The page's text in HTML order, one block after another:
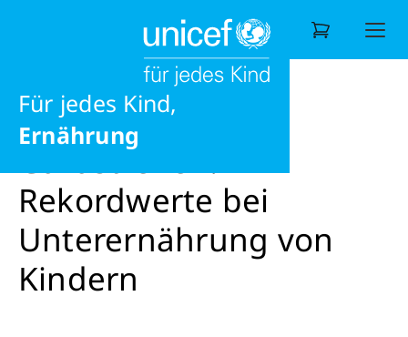
Für jedes Kind,
eine gesunde Zukunft
Möglichkeiten
Frieden
Ernährung
Wonach suchen Sie?
Gazastreifen: Rekordwerte bei
Gazastreifen:
Rekordwerte bei
Unterernährung von
Kindern